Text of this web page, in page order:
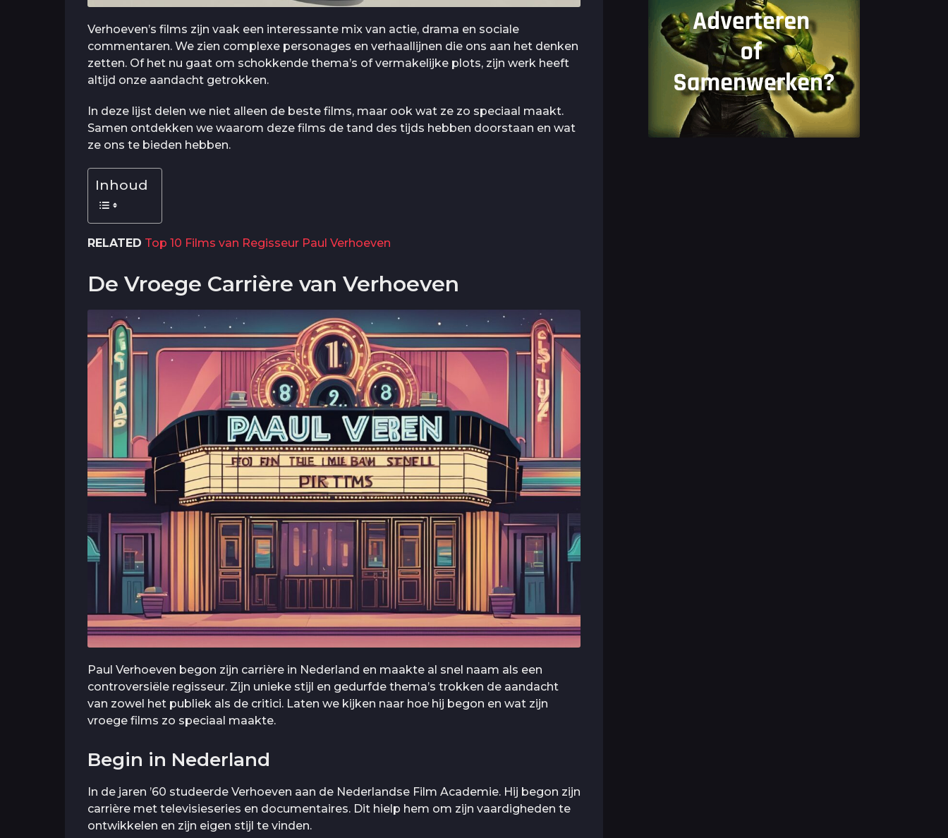
Verhoeven’s films zijn vaak een interessante mix van actie, drama en sociale
commentaren. We zien complexe personages en verhaallijnen die ons aan het denken
zetten. Of het nu gaat om schokkende thema’s of vermakelijke plots, zijn werk heeft
altijd onze aandacht getrokken.
In deze lijst delen we niet alleen de beste films, maar ook wat ze zo speciaal maakt.
Samen ontdekken we waarom deze films de tand des tijds hebben doorstaan en wat
ze ons te bieden hebben.
Inhoud
RELATED Top 10 Films van Regisseur Paul Verhoeven
De Vroege Carrière van Verhoeven
Paul Verhoeven begon zijn carrière in Nederland en maakte al snel naam als een
controversiële regisseur. Zijn unieke stijl en gedurfde thema’s trokken de aandacht
van zowel het publiek als de critici. Laten we kijken naar hoe hij begon en wat zijn
vroege films zo speciaal maakte.
Begin in Nederland
In de jaren ’60 studeerde Verhoeven aan de Nederlandse Film Academie. Hij begon zijn
carrière met televisieseries en documentaires. Dit hielp hem om zijn vaardigheden te
ontwikkelen en zijn eigen stijl te vinden.